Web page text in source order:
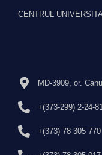
CENTRUL
MD-3909, or.
+(373-299) 2-24-
+(373) 78 305 770